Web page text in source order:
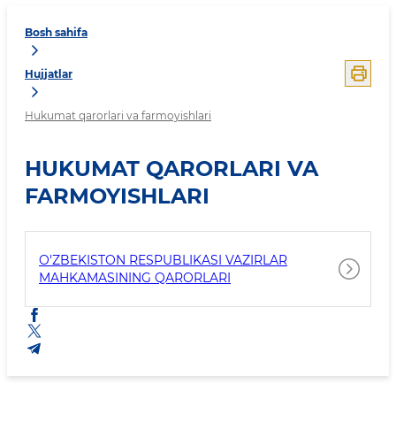
Bosh sahifa
Hujjatlar
Hukumat qarorlari va farmoyishlari
HUKUMAT QARORLARI VA
FARMOYISHLARI
O'ZBEKISTON RESPUBLIKASI VAZIRLAR
MAHKAMASINING QARORLARI